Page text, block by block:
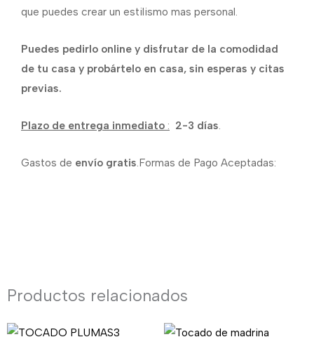
que puedes crear un estilismo mas personal.
Puedes pedirlo online y disfrutar de la comodidad
de tu casa y probártelo en casa, sin esperas y citas
previas.
Plazo de entrega inmediato : 2-3 días.
Gastos de envío gratis .Formas de Pago Aceptadas:
Productos relacionados